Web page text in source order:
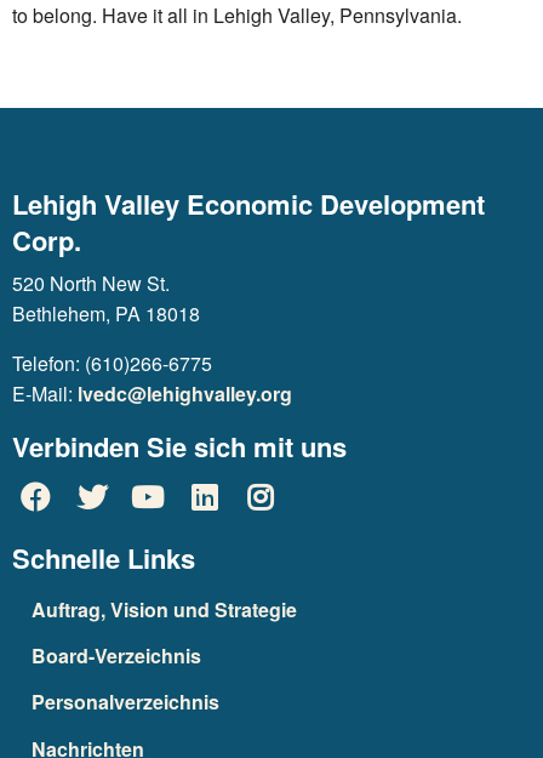
to belong. Have it all in Lehigh Valley, Pennsylvania.
Lehigh Valley Economic Development
Corp.
520 North New St.
Bethlehem, PA 18018
Telefon: (610)266-6775
E-Mail: lvedc@lehighvalley.org
Verbinden Sie sich mit uns
Schnelle Links
Auftrag, Vision und Strategie
Board-Verzeichnis
Personalverzeichnis
Nachrichten